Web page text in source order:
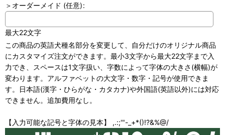
＞オーダーメイド (任意):
最大22文字
この商品の英語犬種名部分を変更して、自分だけのオリジナル商品
にカスタマイズ注文ができます。最小3文字から最大22文字まで入
力でき、スペースは1文字扱い、字数によって字体の大きさ(横幅)が
変わります。アルファベットの大文字・数字・記号が使用できま
す。日本語(漢字・ひらがな・カタカナ)や外国語(英語以外)には対応
できません。追加費用なし。
【入力可能な記号と字体の見本】 ,.:;'"-_+*()!?&%@/